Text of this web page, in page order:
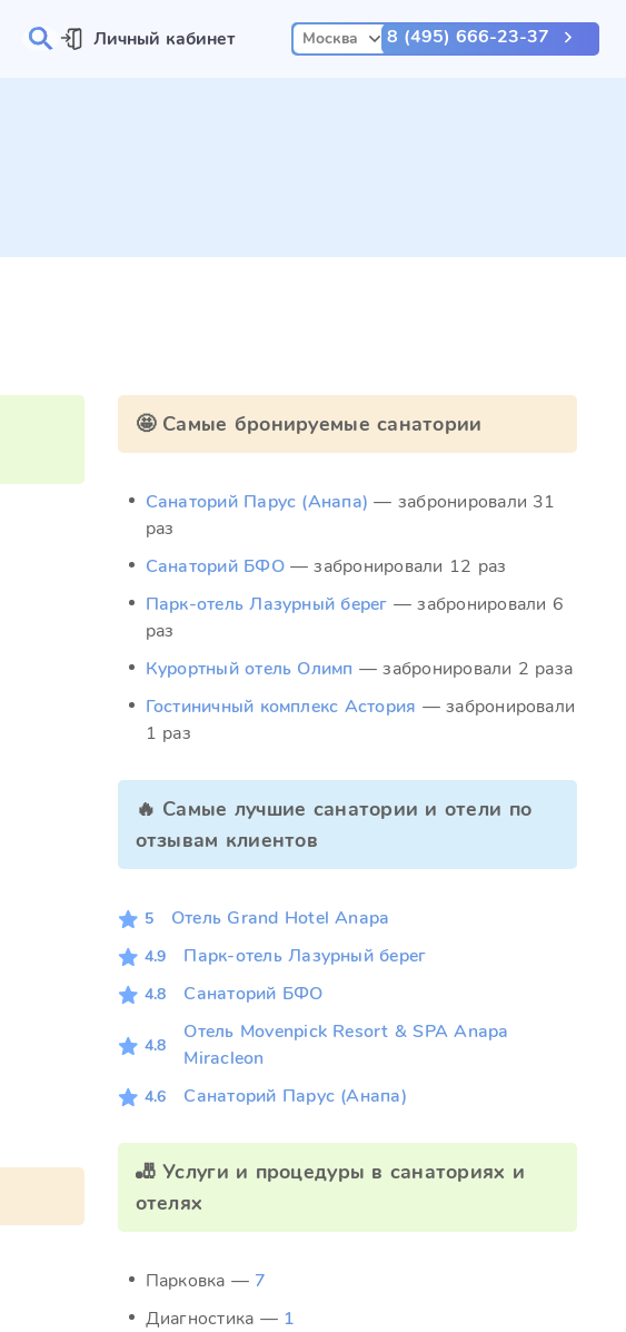
Личный кабинет Москва 8 (495) 666-23-37
🤩 Самые бронируемые санатории
Санаторий Парус (Анапа) — забронировали 31
раз
Санаторий БФО — забронировали 12 раз
Парк-отель Лазурный берег — забронировали 6
раз
Курортный отель Олимп — забронировали 2 раза
Гостиничный комплекс Астория — забронировали
1 раз
🔥 Самые лучшие санатории и отели по
отзывам клиентов
5 Отель Grand Hotel Anapa
4.9 Парк-отель Лазурный берег
4.8 Санаторий БФО
4.8
Отель Movenpick Resort & SPA Anapa
Miracleon
4.6 Санаторий Парус (Анапа)
🎳 Услуги и процедуры в санаториях и
отелях
Парковка — 7
Диагностика — 1